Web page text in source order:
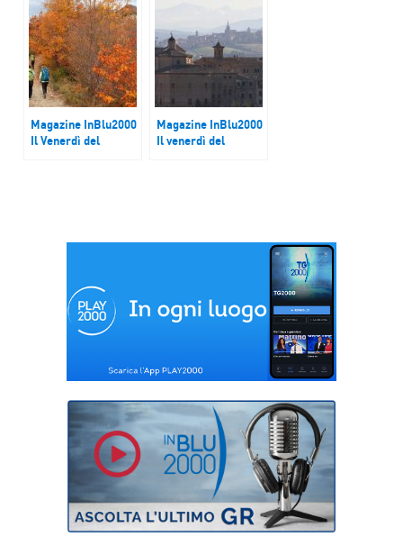
grande
Magazine InBlu2000
Il Venerdì del
Magazine InBlu2000
Il venerdì del